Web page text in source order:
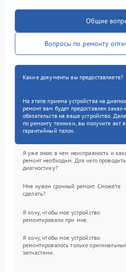
Общие
Вопросы по ремонту
Какие документы вы предоставляете?
На этапе приема устройства на
ремонт вам будет предоставлен
обязательств на ваше устройство.
по ремонту техники, вы получите акт
гарантийный талон.
Я уже знаю в чем неисправность и
ремонт необходим. Для чего проводить
диагностику?
Мне нужен срочный ремонт. Сможете
сделать?
Я хочу, чтобы мое устройство
ремонтировали при мне.
Я хочу, чтобы мое устройство
ремонтировалось только
запчастями.